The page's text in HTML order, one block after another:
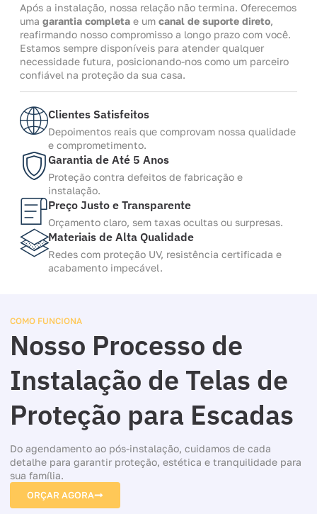
Após a instalação, nossa relação não termina. Oferecemos
uma garantia completa e um canal de suporte direto,
reafirmando nosso compromisso a longo prazo com você.
Estamos sempre disponíveis para atender qualquer
necessidade futura, posicionando-nos como um parceiro
confiável na proteção da sua casa.
Clientes Satisfeitos
Depoimentos reais que comprovam nossa qualidade
e comprometimento.
Garantia de Até 5 Anos
Proteção contra defeitos de fabricação e
instalação.
Preço Justo e Transparente
Orçamento claro, sem taxas ocultas ou surpresas.
Materiais de Alta Qualidade
Redes com proteção UV, resistência certificada e
acabamento impecável.
COMO FUNCIONA
Nosso Processo de
Instalação de Telas de
Proteção para Escadas
Do agendamento ao pós-instalação, cuidamos de cada
detalhe para garantir proteção, estética e tranquilidade para
sua família.
ORÇAR AGORA